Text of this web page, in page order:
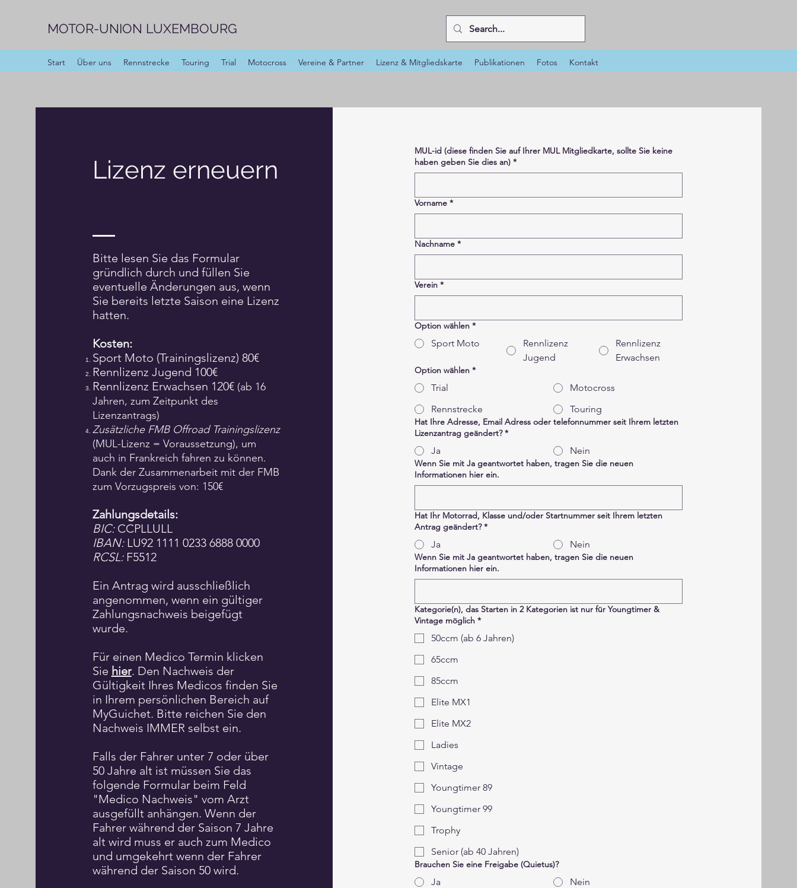
MOTOR-UNION LUXEMBOURG
Start Über uns Rennstrecke Touring Trial Motocross Vereine & Partner Lizenz & Mitgliedskarte Publikationen Fotos Kontakt
Lizenz erneuern
Bitte lesen Sie das Formular
gründlich durch und füllen Sie
eventuelle Änderungen aus, wenn
Sie bereits letzte Saison eine Lizenz
hatten.
Kosten:
Sport Moto (Trainingslizenz) 80€
Rennlizenz Jugend 100€
Rennlizenz Erwachsen 120€ (ab 16
Jahren, zum Zeitpunkt des
Lizenzantrags)
Zusätzliche FMB Offroad Trainingslizenz
(MUL-Lizenz = Voraussetzung), um
auch in Frankreich fahren zu können.
Dank der Zusammenarbeit mit der FMB
zum Vorzugspreis von: 150€
Zahlungsdetails:
BIC:CCPLLULL
IBAN:LU92 1111 0233 6888 0000
RCSL:F5512
Ein Antrag wird ausschließlich
angenommen, wenn ein gültiger
Zahlungsnachweis beigefügt
wurde.
Für einen Medico Termin klicken
Sie hier. Den Nachweis der
Gültigkeit Ihres Medicos finden Sie
in Ihrem persönlichen Bereich auf
MyGuichet. Bitte reichen Sie den
Nachweis IMMER selbst ein.
Falls der Fahrer unter 7 oder über
50 Jahre alt ist müssen Sie das
folgende Formular beim Feld
"Medico Nachweis" vom Arzt
ausgefüllt anhängen. Wenn der
Fahrer während der Saison 7 Jahre
alt wird muss er auch zum Medico
und umgekehrt wenn der Fahrer
während der Saison 50 wird.
MUL-id (diese finden Sie auf Ihrer MUL Mitgliedkarte, sollte Sie keine
haben geben Sie dies an) *
Vorname *
Nachname *
Verein *
Option wählen *
Sport Moto
Rennlizenz
Jugend
Rennlizenz
Erwachsen
Option wählen *
Trial
Motocross
Rennstrecke
Touring
Hat Ihre Adresse, Email Adress oder telefonnummer seit Ihrem letzten
Lizenzantrag geändert? *
Ja Nein
Wenn Sie mit Ja geantwortet haben, tragen Sie die neuen
Informationen hier ein.
Hat Ihr Motorrad, Klasse und/oder Startnummer seit Ihrem letzten
Antrag geändert? *
Ja Nein
Wenn Sie mit Ja geantwortet haben, tragen Sie die neuen
Informationen hier ein.
Kategorie(n), das Starten in 2 Kategorien ist nur für Youngtimer &
Vintage möglich *
50ccm (ab 6 Jahren)
65ccm
85ccm
Elite MX1
Elite MX2
Ladies
Vintage
Youngtimer 89
Youngtimer 99
Trophy
Senior (ab 40 Jahren)
Brauchen Sie eine Freigabe (Quietus)?
Ja Nein